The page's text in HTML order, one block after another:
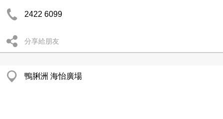
2422 6099
分享給朋友
鴨脷洲 海怡廣場